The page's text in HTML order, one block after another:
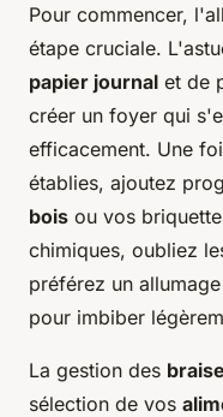
Pour commencer,
étape cruciale.
papier journal et de
créer un foyer qui
efficacement. Une
établies, ajoutez
bois ou vos
chimiques, oubliez
préférez un
pour imbiber
La gestion des
sélection de vos